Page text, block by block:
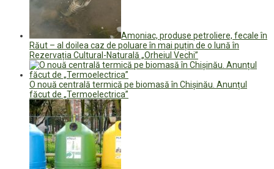
Amoniac, produse petroliere, fecale în
Răut – al doilea caz de poluare în mai puțin de o lună în
Rezervația Cultural-Naturală „Orheiul Vechi”
O nouă centrală termică pe biomasă în Chișinău. Anunțul
făcut de „Termoelectrica”